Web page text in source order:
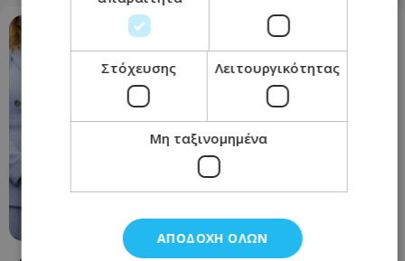
Στόχευσης Λειτουργικότητας
Μη ταξινομημένα
ΑΠΟΔΟΧΉ ΌΛΩΝ